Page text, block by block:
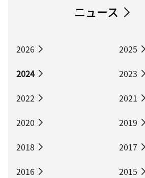
ニュース
2026
2025
2024
2023
2022
2021
2020
2019
2018
2017
2016
2015